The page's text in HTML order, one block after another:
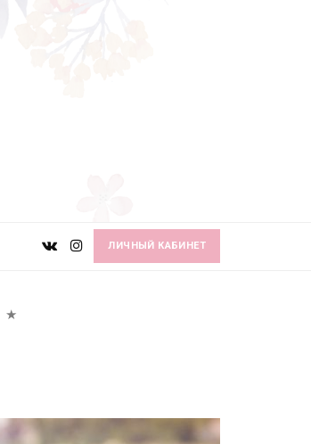
ЛИЧНЫЙ КАБИНЕТ
★